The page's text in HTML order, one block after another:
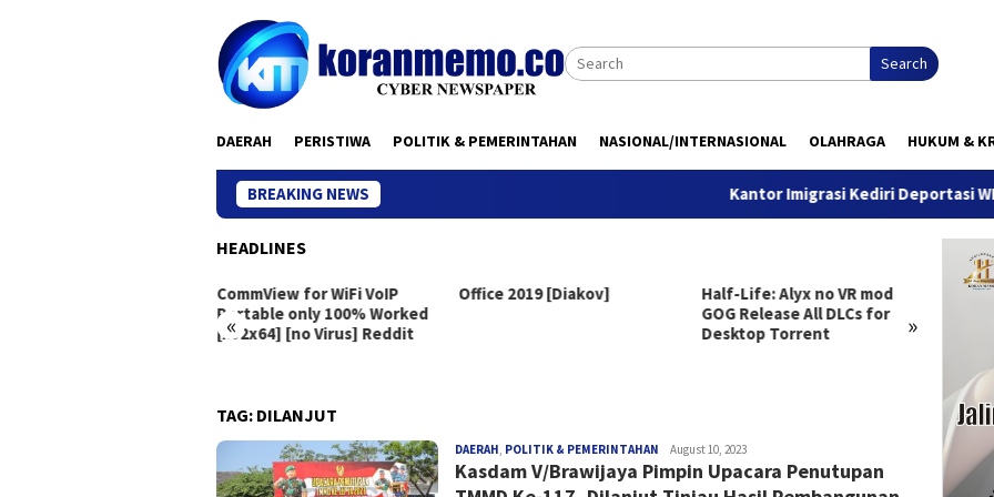
Search
DAERAH PERISTIWA POLITIK & PEMERINTAHAN NASIONAL/INTERNASIONAL OLAHRAGA HUKUM &
BREAKING NEWS Kantor Imigrasi Kediri Deportasi WN
HEADLINES
« »
CommView for WiFi VoIP
Portable only 100% Worked
[x32x64] [no Virus] Reddit
Office 2019 [Diakov]
Half-Life: Alyx no VR mod
GOG Release All DLCs for
Desktop Torrent
Clair
TAG: DILANJUT
DAERAH, POLITIK & PEMERINTAHAN redaksi
August 10, 2023
Kasdam V/Brawijaya Pimpin Upacara Penutupan